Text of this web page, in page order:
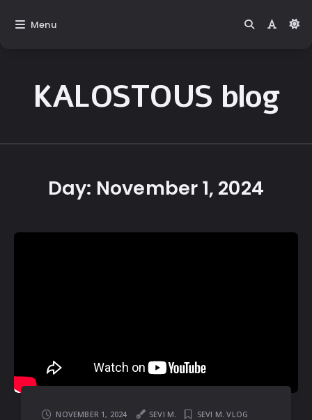
KALOSTOUS blog
Blog
Day: November 1, 2024
NOVEMBER 1, 2024 SEVI M. SEVI M. VLOG
Menu